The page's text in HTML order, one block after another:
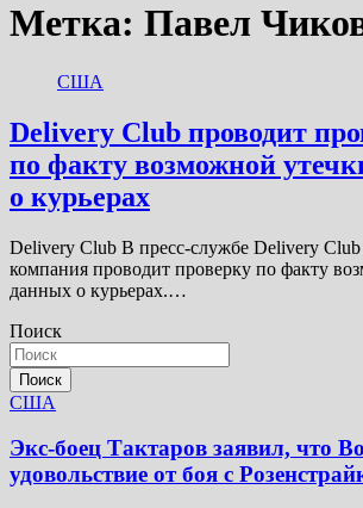
Метка: Павел
США
Delivery Club проводит
по факту возможной
о курьерах
Delivery Club В пресс-службе Delivery Club
компания проводит проверку по факту
данных о курьерах.…
Поиск
Поиск
США
Экс-боец Тактаров заявил, что
удовольствие от боя с